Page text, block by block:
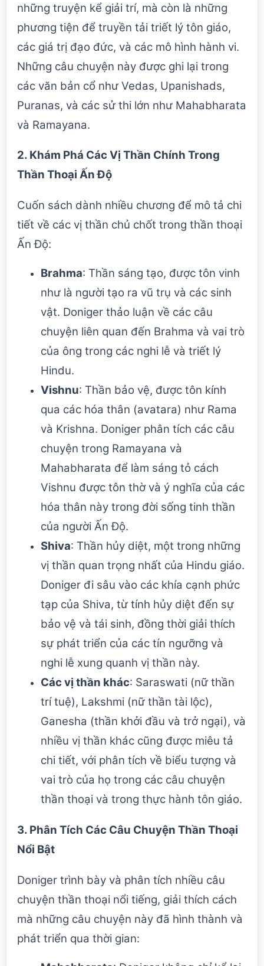
những truyện kể giải trí, mà còn là những
phương tiện để truyền tải triết lý tôn giáo,
các giá trị đạo đức, và các mô hình hành vi.
Những câu chuyện này được ghi lại trong
các văn bản cổ như Vedas, Upanishads,
Puranas, và các sử thi lớn như Mahabharata
và Ramayana.
2. Khám Phá Các Vị Thần Chính Trong
Thần Thoại Ấn Độ
Cuốn sách dành nhiều chương để mô tả chi
tiết về các vị thần chủ chốt trong thần thoại
Ấn Độ:
Brahma: Thần sáng tạo, được tôn vinh
như là người tạo ra vũ trụ và các sinh
vật. Doniger thảo luận về các câu
chuyện liên quan đến Brahma và vai trò
của ông trong các nghi lễ và triết lý
Hindu.
Vishnu: Thần bảo vệ, được tôn kính
qua các hóa thân (avatara) như Rama
và Krishna. Doniger phân tích các câu
chuyện trong Ramayana và
Mahabharata để làm sáng tỏ cách
Vishnu được tôn thờ và ý nghĩa của các
hóa thân này trong đời sống tinh thần
của người Ấn Độ.
Shiva: Thần hủy diệt, một trong những
vị thần quan trọng nhất của Hindu giáo.
Doniger đi sâu vào các khía cạnh phức
tạp của Shiva, từ tính hủy diệt đến sự
bảo vệ và tái sinh, đồng thời giải thích
sự phát triển của các tín ngưỡng và
nghi lễ xung quanh vị thần này.
Các vị thần khác: Saraswati (nữ thần
trí tuệ), Lakshmi (nữ thần tài lộc),
Ganesha (thần khởi đầu và trở ngại), và
nhiều vị thần khác cũng được miêu tả
chi tiết, với phân tích về biểu tượng và
vai trò của họ trong các câu chuyện
thần thoại và trong thực hành tôn giáo.
3. Phân Tích Các Câu Chuyện Thần Thoại
Nổi Bật
Doniger trình bày và phân tích nhiều câu
chuyện thần thoại nổi tiếng, giải thích cách
mà những câu chuyện này đã hình thành và
phát triển qua thời gian: